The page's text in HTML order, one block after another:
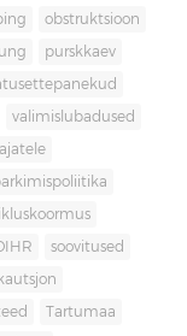
obstruktsioon
purskkaev
valimislubadused
soovitused
kautsjon
Tartumaa